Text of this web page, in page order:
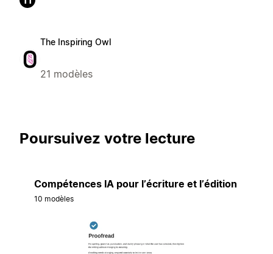
The Inspiring Owl
21 modèles
Poursuivez votre lecture
Compétences IA pour l’écriture et l’édition
10 modèles